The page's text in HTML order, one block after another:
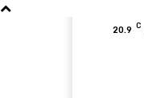
20.9 C